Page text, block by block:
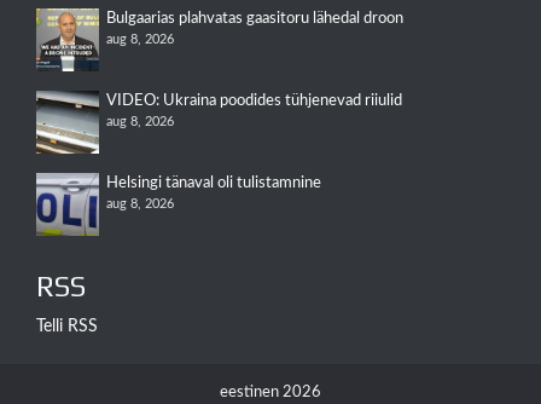
Bulgaarias plahvatas gaasitoru lähedal droon
aug 8, 2026
VIDEO: Ukraina poodides tühjenevad riiulid
aug 8, 2026
Helsingi tänaval oli tulistamnine
aug 8, 2026
RSS
Telli RSS
eestinen 2026